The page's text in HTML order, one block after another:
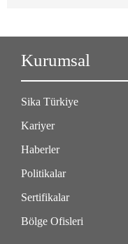
Kurumsal
Sika Türkiye
Kariyer
Haberler
Politikalar
Sertifikalar
Bölge Ofisleri